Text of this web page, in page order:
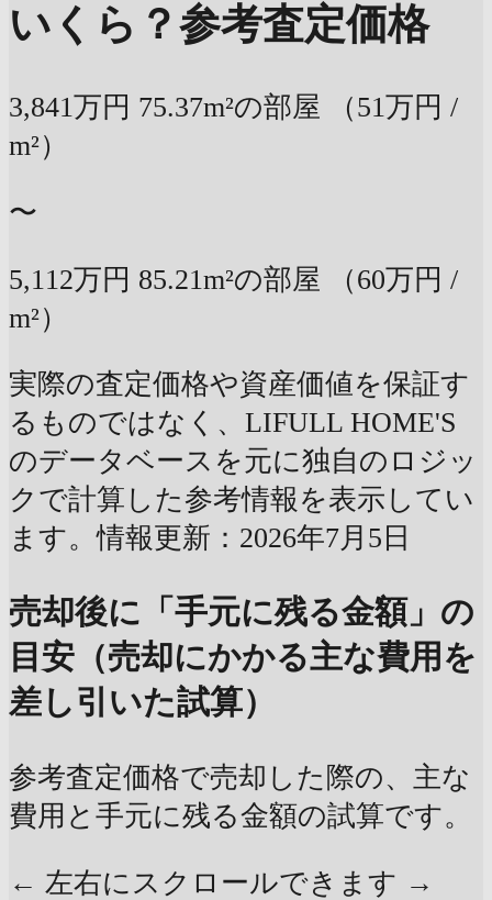
いくら？参考査定価格
3,841万円 75.37m²の部屋
（51万円 /
m²）
〜
5,112万円 85.21m²の部屋
（60万円 /
m²）
実際の査定価格や資産価値を保証す
るものではなく、LIFULL HOME'S
のデータベースを元に独自のロジッ
クで計算した参考情報を表示してい
ます。情報更新：2026年7月5日
売却後に「手元に残る金額」の
目安（売却にかかる主な費用を
差し引いた試算）
参考査定価格で売却した際の、主な
費用と手元に残る金額の試算です。
← 左右にスクロールできます →